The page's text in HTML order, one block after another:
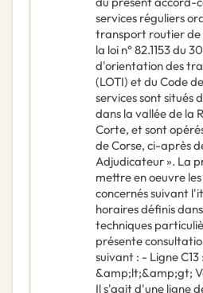
services réguliers
transport routier de
la loi n° 82.1153 du
d'orientation des
(LOTI) et du Code
services sont situés
dans la vallée de la
Corte, et sont
de Corse, ci-après
Adjudicateur ». La
mettre en oeuvre
concernés suivant
horaires définis
techniques
présente
suivant : - Ligne
&amp;lt;&amp;gt;
Il s'agit d'une ligne